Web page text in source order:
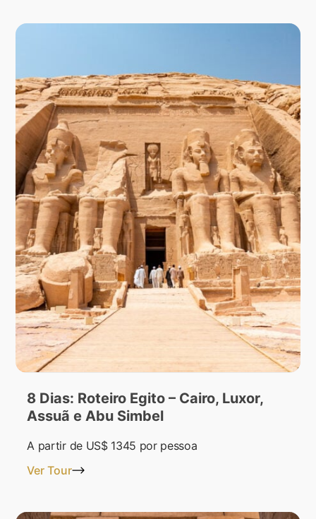
8 Dias: Roteiro Egito – Cairo, Luxor,
Assuã e Abu Simbel
A partir de US$ 1345 por pessoa
Ver Tour